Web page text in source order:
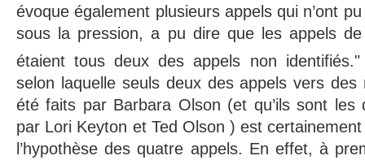
évoque également plusieurs appels qui n’ont
sous la pression, a pu dire que les appels
étaient tous deux des appels non
selon laquelle seuls deux des appels vers des
été faits par Barbara Olson (et qu’ils sont les
par Lori Keyton et Ted Olson ) est
l’hypothèse des quatre appels. En effet, à